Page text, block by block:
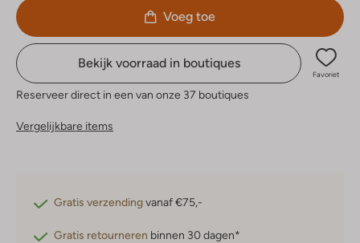
Voeg toe
Bekijk voorraad in boutiques
Favoriet
Reserveer direct in een van onze 37 boutiques
Vergelijkbare items
Gratis verzendingvanaf €75,-
Gratis retourneren binnen 30 dagen*